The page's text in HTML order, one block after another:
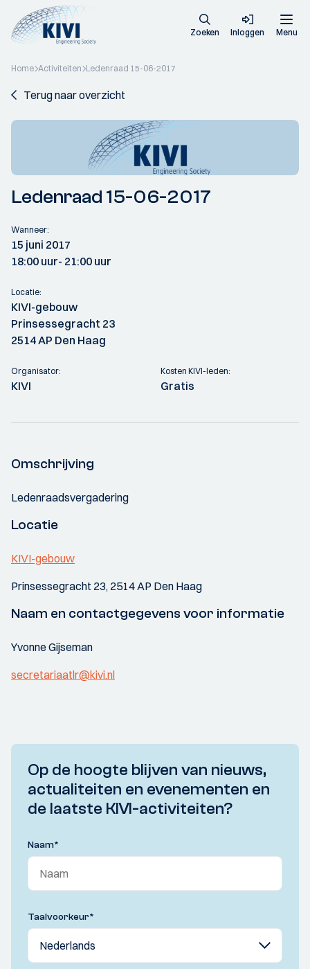
Zoeken Inloggen Menu
Home Activiteiten Ledenraad 15-06-2017
Terug naar overzicht
Ledenraad 15-06-2017
Wanneer:
15 juni 2017
18:00 uur- 21:00 uur
Locatie:
KIVI-gebouw
Prinsessegracht 23
2514 AP Den Haag
Organisator:
KIVI
Kosten KIVI-leden:
Gratis
Omschrijving
Ledenraadsvergadering
Locatie
KIVI-gebouw
Prinsessegracht 23, 2514 AP Den Haag
Naam en contactgegevens voor informatie
Yvonne Gijseman
secretariaatlr@kivi.nl
Op de hoogte blijven van nieuws,
actualiteiten en evenementen en
de laatste KIVI-activiteiten?
Naam*
Taalvoorkeur*